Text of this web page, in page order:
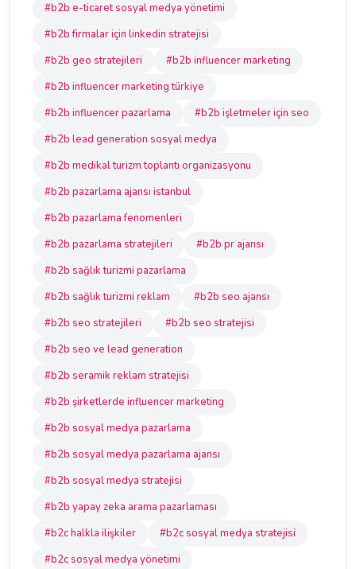
#b2b e-ticaret sosyal medya yönetimi
#b2b firmalar için linkedin stratejisi
#b2b geo stratejileri
#b2b influencer marketing
#b2b influencer marketing türkiye
#b2b influencer pazarlama
#b2b işletmeler için seo
#b2b lead generation sosyal medya
#b2b medikal turizm toplantı organizasyonu
#b2b pazarlama ajansı istanbul
#b2b pazarlama fenomenleri
#b2b pazarlama stratejileri
#b2b pr ajansı
#b2b sağlık turizmi pazarlama
#b2b sağlık turizmi reklam
#b2b seo ajansı
#b2b seo stratejileri
#b2b seo stratejisi
#b2b seo ve lead generation
#b2b seramik reklam stratejisi
#b2b şirketlerde influencer marketing
#b2b sosyal medya pazarlama
#b2b sosyal medya pazarlama ajansı
#b2b sosyal medya stratejisi
#b2b yapay zeka arama pazarlaması
#b2c halkla ilişkiler
#b2c sosyal medya stratejisi
#b2c sosyal medya yönetimi